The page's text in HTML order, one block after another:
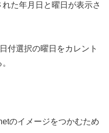
た年月日と曜日が表示さ
付選択の曜日をカレント
イメージをつかむため